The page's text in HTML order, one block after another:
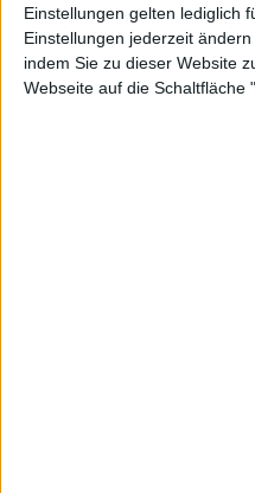
Einstellungen gelten lediglich
Einstellungen jederzeit
indem Sie zu dieser Website
Webseite auf die Schaltfläche